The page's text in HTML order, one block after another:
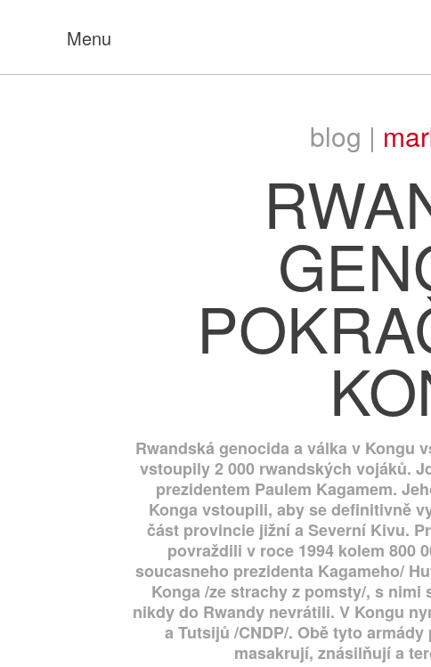
Menu
blog |
Rwandská genocida a válka v Kongu
vstoupily 2 000 rwandských vojáků.
prezidentem Paulem Kagamem.
Konga vstoupili, aby se definitivně
část provincie jižní a Severní Kivu.
povraždili v roce 1994 kolem 800
soucasneho prezidenta Kagameho/
Konga /ze strachy z pomsty/, s
nikdy do Rwandy nevrátili. V Kongu
a Tutsijů /CNDP/. Obě tyto
masakrují, znásilňují a